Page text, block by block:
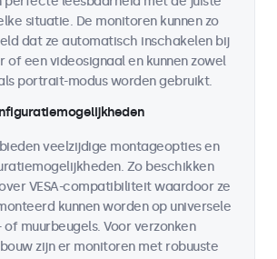
situatie. De monitoren kunnen zo
dat ze automatisch inschakelen bij
of een videosignaal en kunnen zowel
portrait-modus worden gebruikt.
veelzijdige montageopties en
Zo beschikken
VESA-compatibiliteit waardoor ze
kunnen worden op universele
muurbeugels. Voor verzonken
zijn er monitoren met robuuste